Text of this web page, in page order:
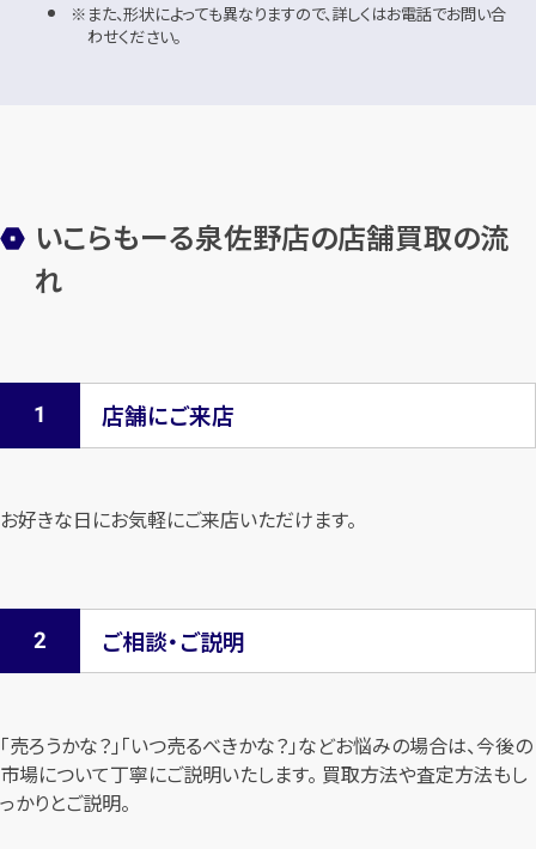
また、形状によっても異なりますので、詳しくはお電話でお問い合
わせください。
いこらもーる泉佐野店の店舗買取の流
れ
店舗にご来店
お好きな日にお気軽にご来店いただけます。
ご相談・ご説明
「売ろうかな？」「いつ売るべきかな？」などお悩みの場合は、今後の
市場について丁寧にご説明いたします。 買取方法や査定方法もし
っかりとご説明。